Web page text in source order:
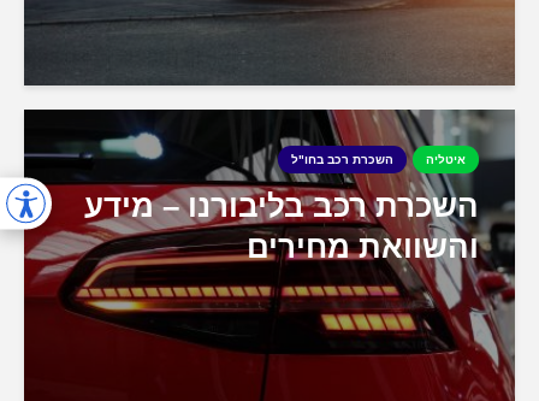
איטליה השכרת רכב בחו"ל
השכרת רכב בליבורנו – מידע
והשוואת מחירים